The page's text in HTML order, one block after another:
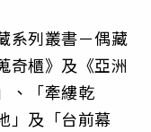
系列叢書－偶藏
奇櫃》及《亞洲
、「牽縷乾
」及「台前幕